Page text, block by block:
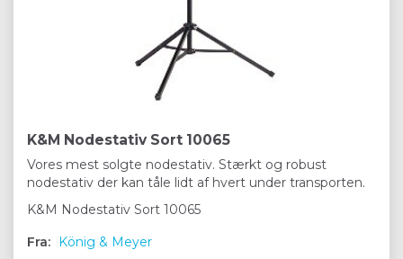
K&M Nodestativ Sort 10065
Vores mest solgte nodestativ. Stærkt og robust
nodestativ der kan tåle lidt af hvert under transporten.
K&M Nodestativ Sort 10065
Fra: König & Meyer